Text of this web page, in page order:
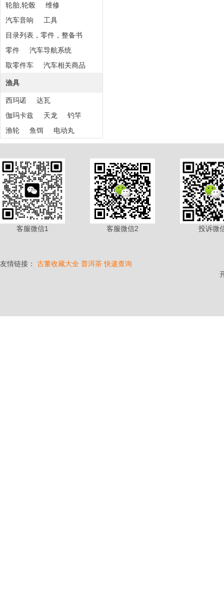
轮胎,轮毂
维修
汽车音响
工具
目录列表，零件，整备书
零件
汽车导航系统
取零件车
汽车相关商品
渔具
西玛诺
达瓦
伽玛卡兹
天龙
钓竿
渔轮
鱼饵 电动丸
客服微信1 客服微信2 投诉微
友情链接： 古董收藏大全 普洱茶 快递查询